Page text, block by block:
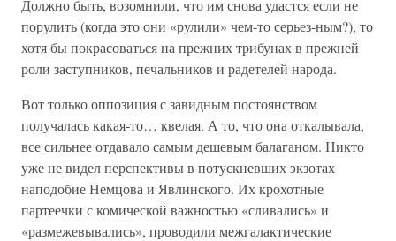
Должно быть, возомнили, что им снова удастся если не
порулить (когда это они «рулили» чем-то серьез-ным?), то
хотя бы покрасоваться на прежних трибунах в прежней
роли заступников, печальников и радетелей народа.
Вот только оппозиция с завидным постоянством
получалась какая-то… квелая. А то, что она откалывала,
все сильнее отдавало самым дешевым балаганом. Никто
уже не видел перспективы в потускневших экзотах
наподобие Немцова и Явлинского. Их крохотные
партеечки с комической важностью «сливались» и
«размежевывались», проводили межгалактические